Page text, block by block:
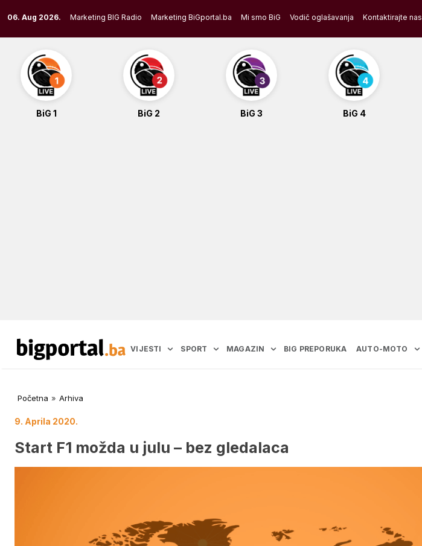
to
content
06. Aug 2026. Marketing BIG Radio Marketing BiGportal.ba Mi smo BiG Vodič oglašavanja Kontaktirajte nas
BiG 1 BiG 2 BiG 3 BiG 4
VIJESTI SPORT MAGAZIN BIG PREPORUKA AUTO-MOTO
Početna » Arhiva
9. Aprila 2020.
Start F1 možda u julu – bez gledalaca